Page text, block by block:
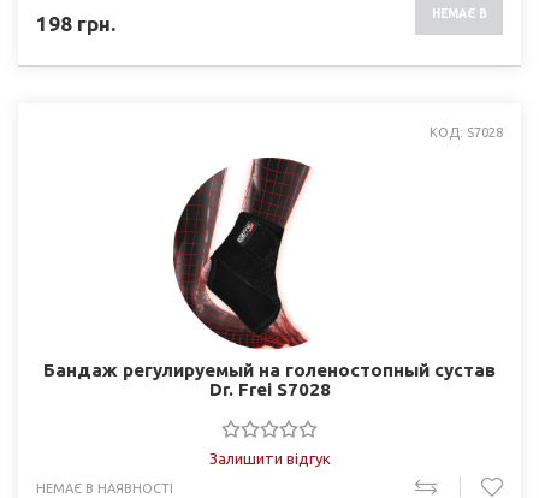
198 грн. НЕМАЄ В
КОД: S7028
Бандаж регулируемый на голеностопный сустав
Dr. Frei S7028
Залишити відгук
НЕМАЄ В НАЯВНОСТІ